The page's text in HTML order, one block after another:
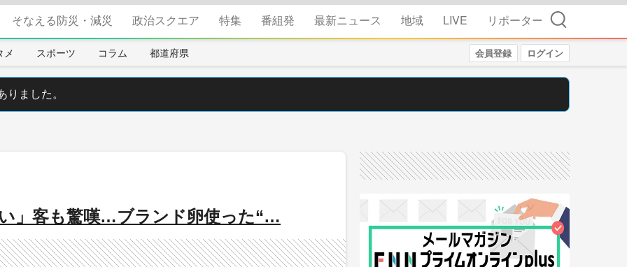
そなえる防災・減災 政治スクエア 特集 番組発 最新ニュース 地域 LIVE リポーター 検索
メ スポーツ コラム 都道府県 会員登録 ログイン
ました。
」客も驚嘆…ブランド卵使った“…